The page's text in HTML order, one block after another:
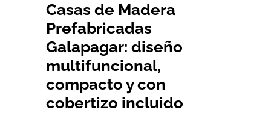
Casas de Madera
Prefabricadas
Galapagar: diseño
multifuncional,
compacto y con
cobertizo incluido